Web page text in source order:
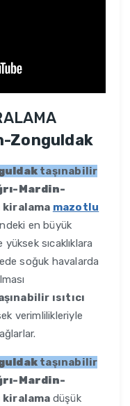
Zonguldak
taşınabilir
Mardin-
kiralama mazotlu
en büyük
sıcaklıklara
soğuk havalarda
ısıtıcı
verimlilikleriyle
taşınabilir
Mardin-
kiralama düşük